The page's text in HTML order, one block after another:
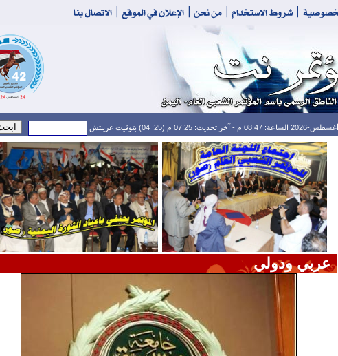
عربي ودولي